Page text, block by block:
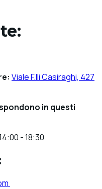
Viale F.lli Casiraghi, 427
in questi
- 18:30